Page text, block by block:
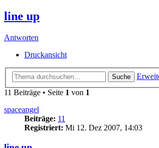
line up
Antworten
Druckansicht
Suche
11 Beiträge • Seite 1 von 1
spaceangel
Beiträge: 11
Registriert: Mi 12. Dez 2007, 14:03